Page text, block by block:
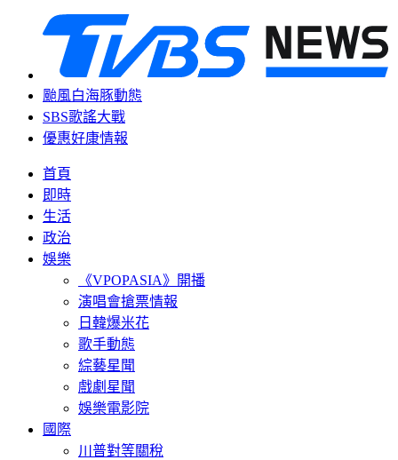
颱風白海豚動態
SBS歌謠大戰
優惠好康情報
首頁
即時
生活
政治
娛樂
《VPOPASIA》開播
演唱會搶票情報
日韓爆米花
歌手動態
綜藝星聞
戲劇星聞
娛樂電影院
國際
川普對等關稅